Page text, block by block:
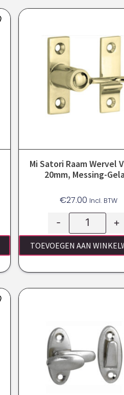
Mi Satori Raam Wervel
20mm, Messing-
€27.00 Incl. BTW
- +
TOEVOEGEN AAN